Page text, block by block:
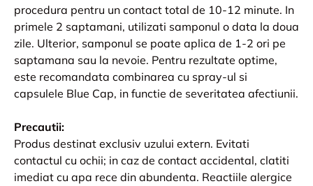
procedura pentru un contact total de 10-12 minute. In
primele 2 saptamani, utilizati samponul o data la doua
zile. Ulterior, samponul se poate aplica de 1-2 ori pe
saptamana sau la nevoie. Pentru rezultate optime,
este recomandata combinarea cu spray-ul si
capsulele Blue Cap, in functie de severitatea afectiunii.
Precautii:
Produs destinat exclusiv uzului extern. Evitati
contactul cu ochii; in caz de contact accidental, clatiti
imediat cu apa rece din abundenta. Reactiile alergice